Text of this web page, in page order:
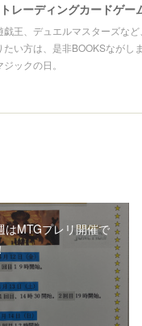
レーディングカードゲー
王、デュエルマスターズな
たい方は、是非BOOKSながし
ックの日。
はMTGプレリ開催で